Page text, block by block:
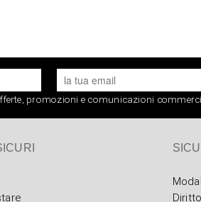
promozioni e comunicazioni